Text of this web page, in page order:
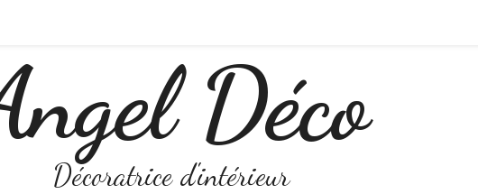
Déco
Décoratrice d'intérieur